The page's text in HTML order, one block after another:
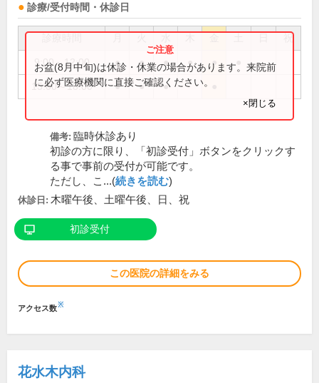
診療/受付時間・休診日
祝
9:00～12:00 ● ● ● ● ●
15:00～18:00 ● ● ●
お盆(8月中旬)は休診・休業の場合があります。来院前
に必ず医療機関に直接ご確認ください。
×閉じる
備考: 臨時休診あり
初診の方に限り、「初診受付」ボタンをクリックす
る事で事前の受付が可能です。
ただし、こ...(続きを読む)
休診日: 木曜午後、土曜午後、日、祝
初診受付
この医院の詳細をみる
アクセス数※
花水木内科